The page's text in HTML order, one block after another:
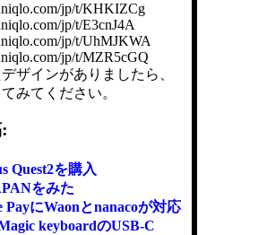
jp/t/KHKIZCg
jp/t/E3cnJ4A
jp/t/UhMJKWA
jp/t/MZR5cGQ
ザインがありましたら、
みてください。
Quest2を購入
をみた
PayにWaonとnanacoが対応
keyboardのUSB-C